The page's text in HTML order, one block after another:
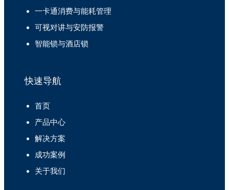
一卡通消费与能耗管理
可视对讲与安防报警
智能锁与酒店锁
快速导航
首页
产品中心
解决方案
成功案例
关于我们